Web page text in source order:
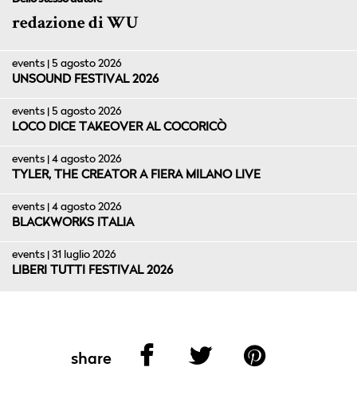
redazione di WU
events | 5 agosto 2026
UNSOUND FESTIVAL 2026
events | 5 agosto 2026
LOCO DICE TAKEOVER AL COCORICÒ
events | 4 agosto 2026
TYLER, THE CREATOR A FIERA MILANO LIVE
events | 4 agosto 2026
BLACKWORKS ITALIA
events | 31 luglio 2026
LIBERI TUTTI FESTIVAL 2026
share